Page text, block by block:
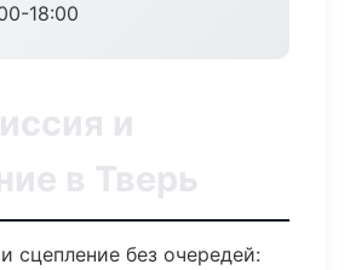
18:00
и
в Тверь
сцепление без очередей: